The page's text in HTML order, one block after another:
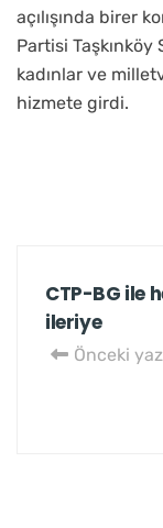
açılışında birer
Partisi Taşkınköy
kadınlar ve
hizmete girdi.
CTP-BG ile
ileriye
Önceki